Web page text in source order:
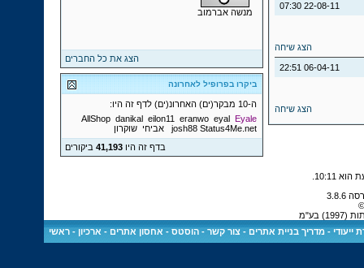
22-08-11
07:30
הצג שיחה
06-04-11
22:51
הצג שיחה
מנשה אברמוב
הצג את כל החברים
ביקרו בפרופיל לאחרונה
ה-10 מבקר(ים) האחרונ(ים) לדף זה היו:
AllShop danikal eilon11 eranwo eyal Eyale
josh88 Status4Me.net אביחי
שוקרון
בדף זה היו41,193 ביקורים
10:11
בע"מ
ייעודי -מדריך בניית אתרים -צור קשר -הוסטס - אחסון אתרים - ארכיון -ראשי